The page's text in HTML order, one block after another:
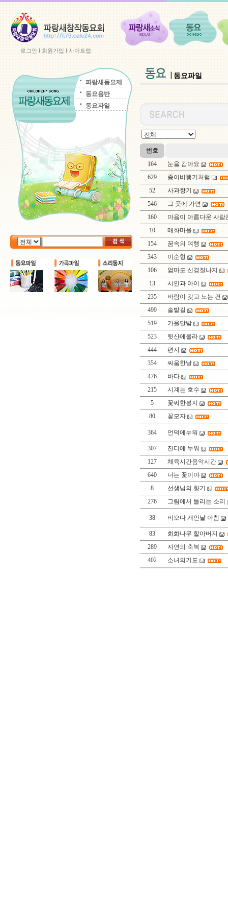
로그인l 회원가입l사이트맵
파랑새동요제
동요음반
동요파일
동요파일
번호
164
눈을 감아요
629
종이비행기처럼
52
사과향기
546
그 곳에 가면
160
마음이 아름다운 사람
10
매화마을
154
꿈속의 여행
343
이순형
106
엄마도 신경질나지
13
시인과 아이
235
바람이 갖고 노는 건
499
솔밭길
519
가을달밤
523
뒷산에올라
444
편지
354
싸움한날
476
바다
215
시계는 호수
5
꽃씨한봉지
80
꽃모자
364 언덕에누워
307
잔디에 누워
127
체육시간음악시간
640
너는 꽃이야
8
선생님의 향기
276
그림에서 들리는 소리
38 비오다 개인날 아침
83
회화나무 할아버지
289
자연의 축복
402
소녀의기도